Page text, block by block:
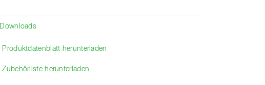
Downloads
Produktdatenblatt herunterladen
Zubehörliste herunterladen